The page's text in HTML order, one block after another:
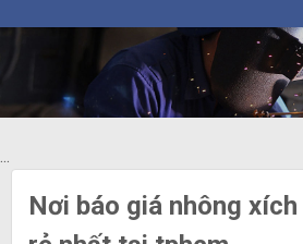
...
Nơi báo giá nhông